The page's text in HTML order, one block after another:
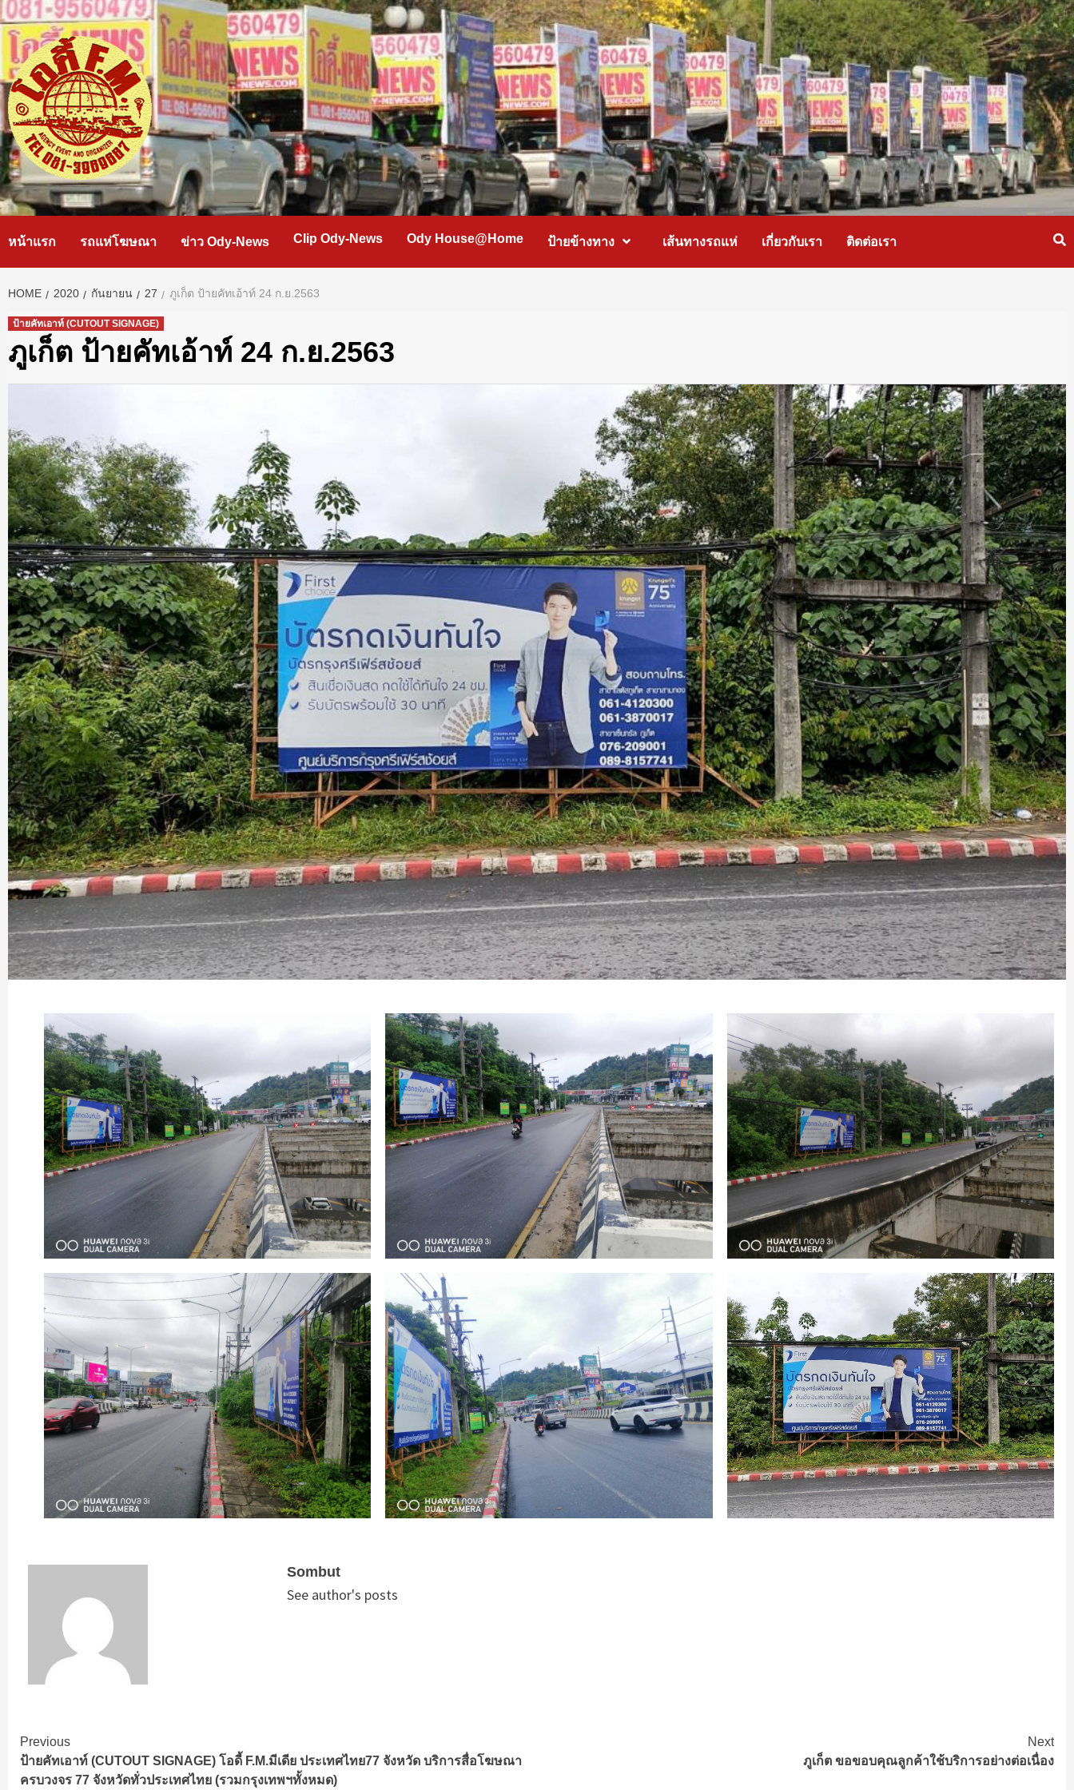
Skip
to
content
หน้าแรก รถแห่โฆษณา ข่าว Ody-News Clip Ody-News Ody House@Home ป้ายข้างทาง เส้นทางรถแห่ เกี่ยวกับเรา ติดต่อเรา
HOME 2020 กันยายน 27 ภูเก็ต ป้ายคัทเอ้าท์ 24 ก.ย.2563
ป้ายคัทเอาท์ (CUTOUT SIGNAGE)
ภูเก็ต ป้ายคัทเอ้าท์ 24 ก.ย.2563
Sombut
See author's posts
Continue
Reading
Previous
ป้ายคัทเอาท์ (CUTOUT SIGNAGE) โอดี้ F.M.มีเดีย ประเทศไทย77 จังหวัด บริการสื่อโฆษณา
ครบวงจร 77 จังหวัดทั่วประเทศไทย (รวมกรุงเทพฯทั้งหมด)
Next
ภูเก็ต ขอขอบคุณลูกค้าใช้บริการอย่างต่อเนื่อง